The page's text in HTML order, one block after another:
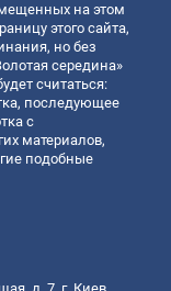
на этом
этого сайта,
но без
середина»
считаться:
последующее
с
материалов,
подобные